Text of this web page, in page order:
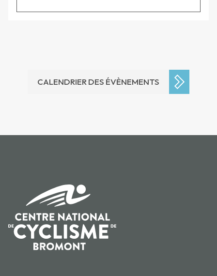
CALENDRIER DES ÉVÈNEMENTS